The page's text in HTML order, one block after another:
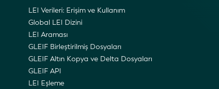
LEI Verileri: Erişim ve Kullanım
Global LEI Dizini
LEI Araması
GLEIF Birleştirilmiş Dosyaları
GLEIF Altın Kopya ve Delta Dosyaları
GLEIF API
LEI Eşleme